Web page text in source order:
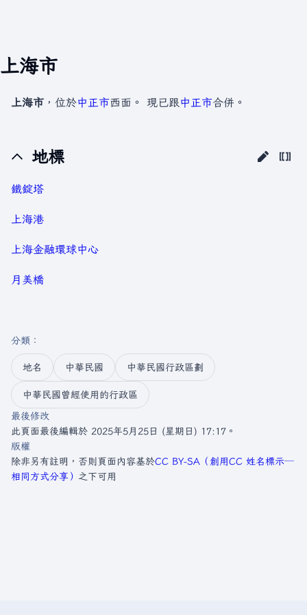
上海市
上海市 ，位於中正市西面。 現已跟中正市合併。
地標
鐵錠塔
上海港
上海金融環球中心
月美橋
分類 ：​
地名 中華民國 中華民國行政區劃
中華民國曾經使用的行政區
最後修改
此頁面最後編輯於 2025年5月25日 (星期日) 17:17。
版權
除非另有註明，否則頁面內容基於CC BY-SA（創用CC 姓名標示─
相同方式分享） 之下可用